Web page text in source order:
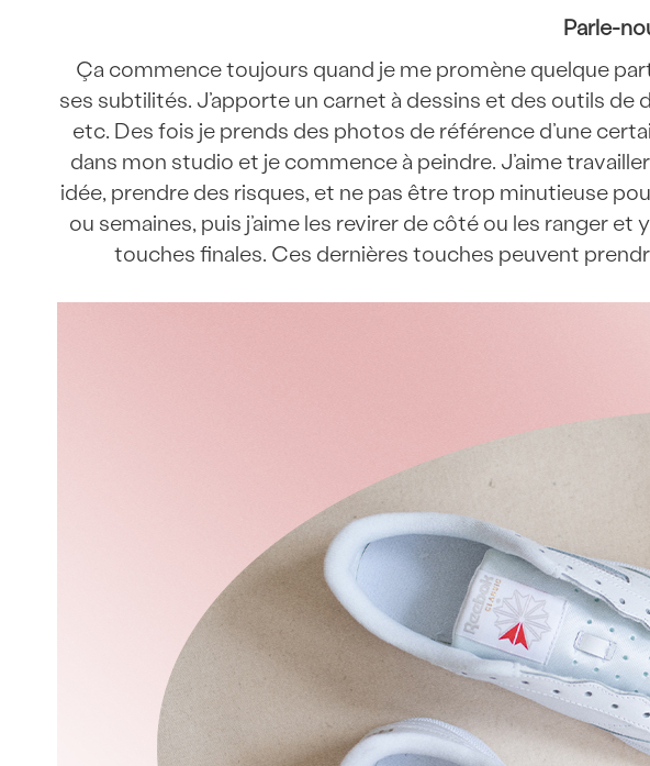
Parle-
Ça commence toujours quand je me promène quelque
ses subtilités. J’apporte un carnet à dessins et des outils
etc. Des fois je prends des photos de référence d’une
dans mon studio et je commence à peindre. J’aime
idée, prendre des risques, et ne pas être trop minutieuse
ou semaines, puis j’aime les revirer de côté ou les ranger
touches finales. Ces dernières touches peuvent